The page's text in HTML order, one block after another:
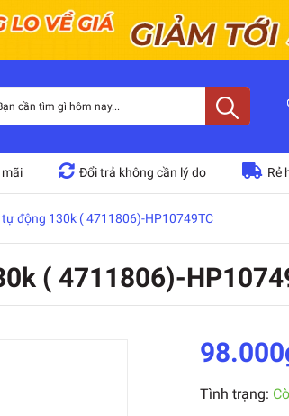
Đổi trả không cần lý do Rẻ
tự động 130k ( 4711806)-HP10749TC
( 4711806)-
Tình trạng: